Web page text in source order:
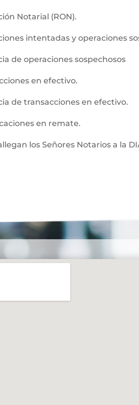
Notarial (RON).
intentadas y operaciones
de operaciones sospechosos
en efectivo.
de transacciones en efectivo.
en remate.
los Señores Notarios a la